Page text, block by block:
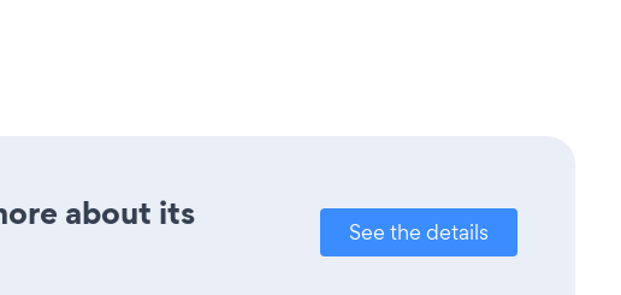
about its
See the details